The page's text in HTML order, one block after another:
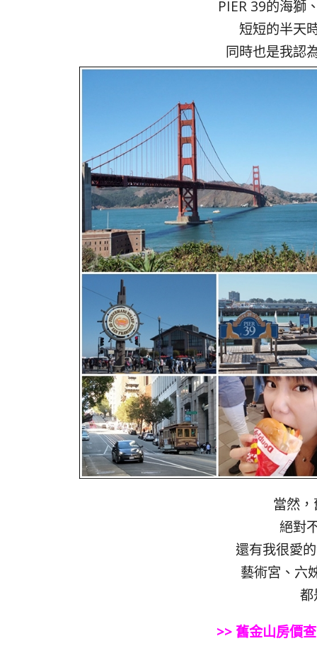
PIER 39的海獅
短短的半天
同時也是我認
當然
絕對
還有我很愛
藝術宮、六
都
>> 舊金山房價